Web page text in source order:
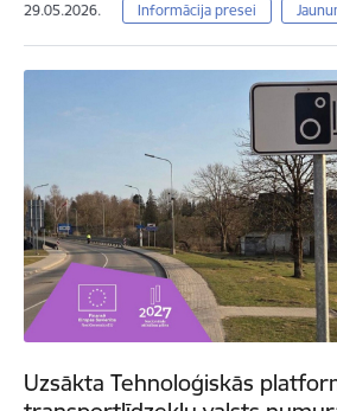
29.05.2026. Informācija presei
Uzsākta Tehnoloģiskās